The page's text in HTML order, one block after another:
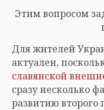
Этим вопросом
Для жителей
актуален,
славянской
сразу несколько
развитию второго